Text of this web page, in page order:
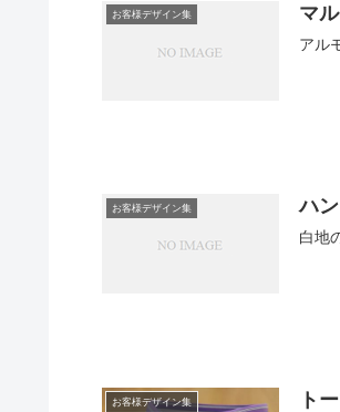
お客様デザイン集 マ
アル
お客様デザイン集 ハ
白地
お客様デザイン集
ト